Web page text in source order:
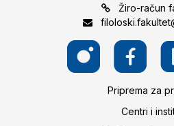
Žiro-račun
Priprema za
Centri i